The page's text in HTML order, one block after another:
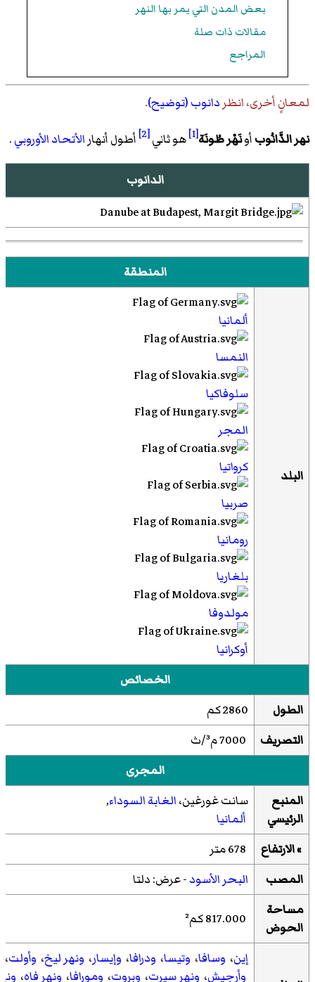
بعض المدن التي يمر بها النهر
مقالات ذات صلة
المراجع
لمعانٍ أخرى، انظر دانوب (توضيح).
نهر الدَّانُوبأونَهْر طُونَة[1] هو ثاني[2] أطول أنهار الأتحاد الأوروبي.
الدانوب
المنطقة
البلد
ألمانيا
النمسا
سلوفاكيا
المجر
كرواتيا
صربيا
رومانيا
بلغاريا
مولدوفا
أوكرانيا
الخصائص
الطول
2860 كم
التصريف
المجرى
المنبع
الرئيسي
سانت غورغين،الغابة السوداء,
ألمانيا
» الارتفاع
المصب
البحر الأسود- عرض: دلتا
مساحة
الحوض
إين، وسافا، وتيسا، ودرافا، وإيسار، ونهر ليخ، وأولت،
وأرجيش، ونهر سيرت، وبروت، ومورافا، ونهر فاه،